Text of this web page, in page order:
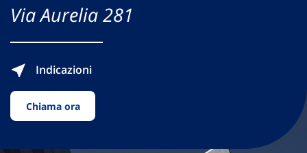
Via Aurelia 281
Indicazioni
Chiama ora